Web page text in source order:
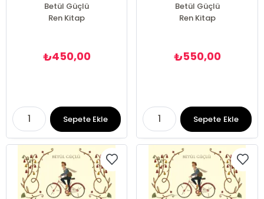
Betül Güçlü
Ren Kitap
₺450,00
Sepete Ekle
Betül Güçlü
Ren Kitap
₺550,00
Sepete Ekle